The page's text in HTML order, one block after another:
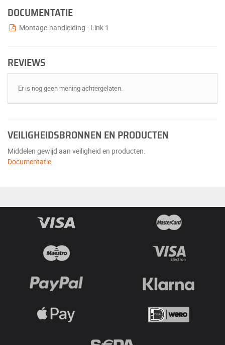
DOCUMENTATIE
Montage-handleiding - Link 1
REVIEWS
Er is nog geen mening achtergelaten.
VEILIGHEIDSBRONNEN EN PRODUCTEN
Middelen gewijd aan veiligheid en producten.
Documentatie